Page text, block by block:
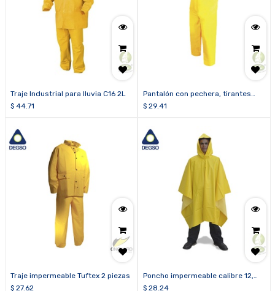
Traje Industrial para lluvia C16 2L
$ 44.71
Pantalón con pechera, tirantes
elásticos C16
$ 29.41
Traje impermeable Tuftex 2 piezas
$ 27.62
Poncho impermeable calibre 12,
sin doblado con cinta reflectiva
$ 28.24